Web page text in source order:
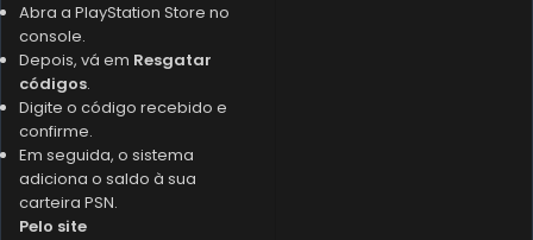
Abra a PlayStation Store no
console.
Depois, vá em Resgatar
códigos.
Digite o código recebido e
confirme.
Em seguida, o sistema
adiciona o saldo à sua
carteira PSN.
Pelo site